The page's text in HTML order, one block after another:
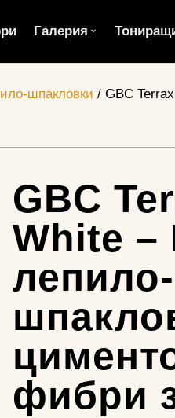
Галерия
шпакловки / GBC
GBC
White –
лепило-
фибри